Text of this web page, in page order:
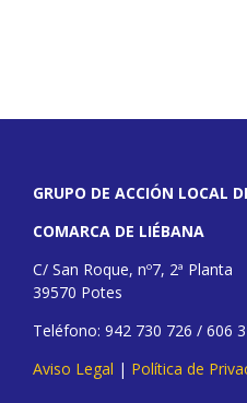
GRUPO DE ACCIÓN LOCAL
COMARCA DE LIÉBANA
C/ San Roque, nº7, 2ª Planta
39570 Potes
Teléfono: 942 730 726 / 606
Aviso Legal | Política de